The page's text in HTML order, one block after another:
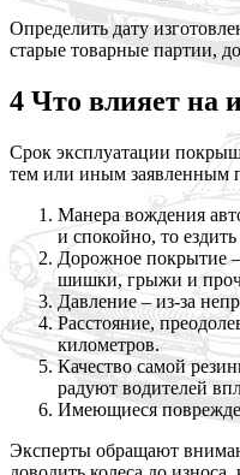
Определить дату
старые товарные партии,
4 Что влияет на
Срок эксплуатации
тем или иным заявленным
Манера вождения
и спокойно, то
Дорожное покрытие
шишки, грыжи и
Давление – из-за
Расстояние,
километров.
Качество самой
радуют водителей
Имеющиеся
Эксперты обращают